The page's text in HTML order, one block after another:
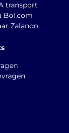
transport
Bol.com
Zalando